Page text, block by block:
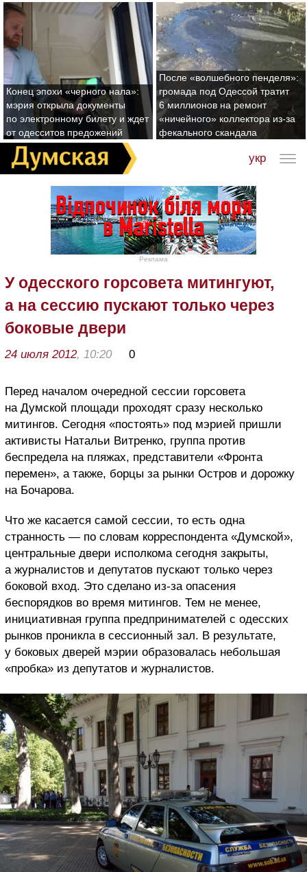
Конец эпохи «черного нала»:
мэрия открыла документы
по электронному билету и ждет
от одесситов предожений
После «волшебного пенделя»:
громада под Одессой тратит
6 миллионов на ремонт
«ничейного» коллектора из-за
фекального скандала
укр
Реклама
У одесского горсовета митингуют,
а на сессию пускают только через
боковые двери
24 июля 2012, 10:20 0
Перед началом очередной сессии горсовета
на Думской площади проходят сразу несколько
митингов. Сегодня «постоять» под мэрией пришли
активисты Натальи Витренко, группа против
беспредела на пляжах, представители «Фронта
перемен», а также, борцы за рынки Остров и дорожку
на Бочарова.
Что же касается самой сессии, то есть одна
странность — по словам корреспондента «Думской»,
центральные двери исполкома сегодня закрыты,
а журналистов и депутатов пускают только через
боковой вход. Это сделано из-за опасения
беспорядков во время митингов. Тем не менее,
инициативная группа предпринимателей с одесских
рынков проникла в сессионный зал. В результате,
у боковых дверей мэрии образовалась небольшая
«пробка» из депутатов и журналистов.